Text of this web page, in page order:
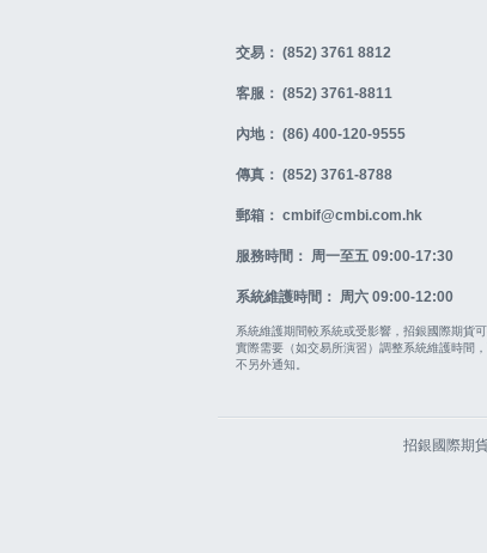
交易： (852) 3761 8812
客服： (852) 3761-8811
內地： (86) 400-120-9555
傳真： (852) 3761-8788
郵箱： cmbif@cmbi.com.hk
服務時間： 周一至五 09:00-17:30
系統維護時間： 周六 09:00-12:00
系統維護期間較系統或受影響，招銀國際期貨
實際需要（如交易所演習）調整系統維護時間
不另外通知。
招銀國際期